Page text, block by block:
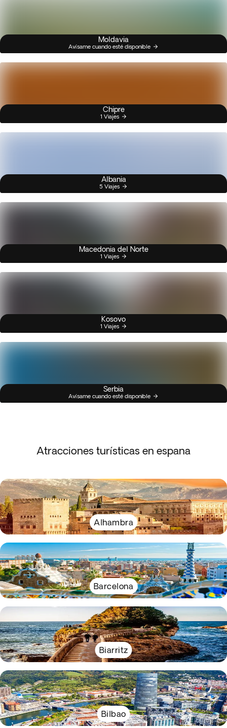
Moldavia
Avísame cuando esté disponible
Chipre
1 Viajes
Albania
5 Viajes
Macedonia del Norte
1 Viajes
Kosovo
1 Viajes
Serbia
Avísame cuando esté disponible
Atracciones turísticas en espana
Alhambra
Barcelona
Biarritz
Bilbao